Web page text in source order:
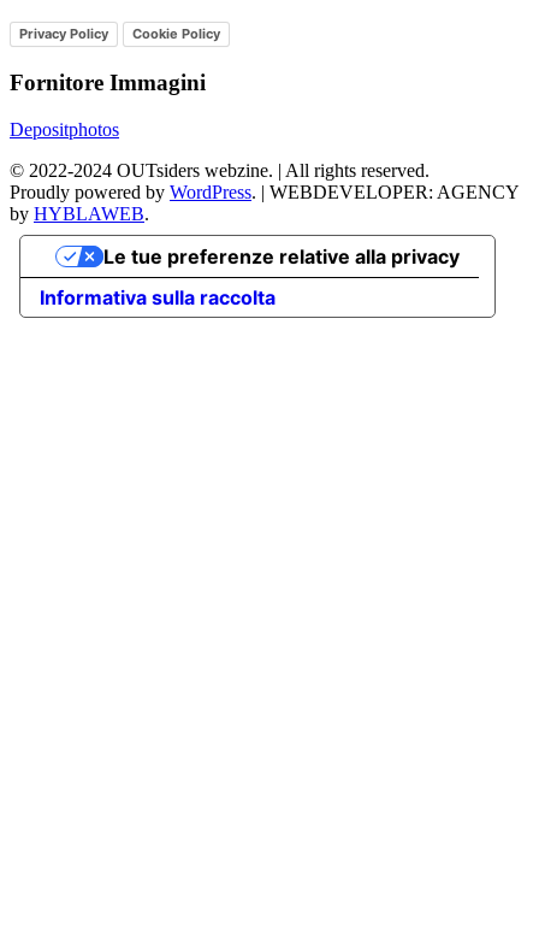
Privacy Policy Cookie Policy
Fornitore Immagini
Depositphotos
© 2022-2024 OUTsiders webzine. | All rights reserved.
Proudly powered by WordPress. | WEBDEVELOPER: AGENCY
by HYBLAWEB.
Informativa sulla raccolta
Le tue preferenze relative alla privacy